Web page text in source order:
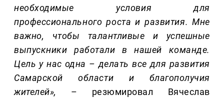
необходимые условия для
профессионального роста и развития. Мне
важно, чтобы талантливые и успешные
выпускники работали в нашей команде.
Цель у нас одна – делать все для развития
Самарской области и благополучия
жителей»,
– резюмировал Вячеслав